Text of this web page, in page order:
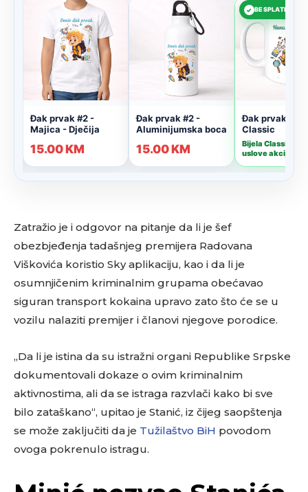
Zatražio je i odgovor na pitanje da li je šef
obezbjeđenja tadašnjeg premijera Radovana
Viškovića koristio Sky aplikaciju, kao i da li je
osumnjičenim kriminalnim grupama obećavao
siguran transport kokaina upravo zato što će se u
vozilu nalaziti premijer i članovi njegove porodice.
„Da li je istina da su istražni organi Republike Srpske
dokumentovali dokaze o ovim kriminalnim
aktivnostima, ali da se istraga razvlači kako bi sve
bilo zataškano“, upitao je Stanić, iz čijeg saopštenja
se može zaključiti da je Tužilaštvo BiH povodom
ovoga pokrenulo istragu.